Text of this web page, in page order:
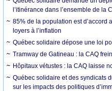
l’itinérance dans l’ensemble de la
85% de la population est d’accord
loyers à l’inflation
Québec solidaire dépose une loi
Tramway de Gatineau : la CAQ
Hôpitaux vétustes : la CAQ laisse
Québec solidaire et des syndicats
sur les impacts des politiques